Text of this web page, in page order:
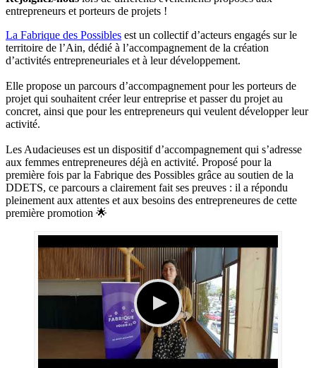
entrepreneurs et porteurs de projets !
La Fabrique des Possibles est un collectif d’acteurs engagés sur le
territoire de l’Ain, dédié à l’accompagnement de la création
d’activités entrepreneuriales et à leur développement.
Elle propose un parcours d’accompagnement pour les porteurs de
projet qui souhaitent créer leur entreprise et passer du projet au
concret, ainsi que pour les entrepreneurs qui veulent développer leur
activité.
Les Audacieuses est un dispositif d’accompagnement qui s’adresse
aux femmes entrepreneures déjà en activité. Proposé pour la
première fois par la Fabrique des Possibles grâce au soutien de la
DDETS, ce parcours a clairement fait ses preuves : il a répondu
pleinement aux attentes et aux besoins des entrepreneures de cette
première promotion 🌟